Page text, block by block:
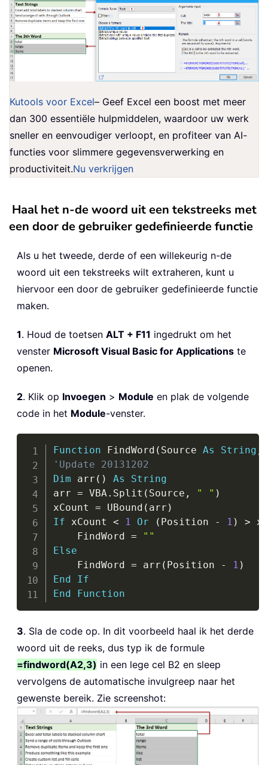
Kutools voor Excel– Geef Excel een boost met meer
dan 300 essentiële hulpmiddelen, waardoor uw werk
sneller en eenvoudiger verloopt, en profiteer van AI-
functies voor slimmere gegevensverwerking en
productiviteit.Nu verkrijgen
Haal het n-de woord uit een tekstreeks met
een door de gebruiker gedefinieerde functie
Als u het tweede, derde of een willekeurig n-de
woord uit een tekstreeks wilt extraheren, kunt u
hiervoor een door de gebruiker gedefinieerde functie
maken.
1. Houd de toetsen ALT + F11 ingedrukt om het
venster Microsoft Visual Basic for Applications te
openen.
2. Klik op Invoegen > Module en plak de volgende
code in het Module-venster.
Function FindWord ( Source As String
'Update 20131202
Dim arr ( ) As
String
arr = VBA . Split ( Source , " " )
xCount = UBound ( arr )
If xCount < 1 Or ( Position - 1 ) >
    FindWord
=
""
Else
    FindWord
= arr ( Position - 1 )
End
If
End
Function
Copy
3. Sla de code op. In dit voorbeeld haal ik het derde
woord uit de reeks, dus typ ik de formule
=findword(A2,3) in een lege cel B2 en sleep
vervolgens de automatische invulgreep naar het
gewenste bereik. Zie screenshot: